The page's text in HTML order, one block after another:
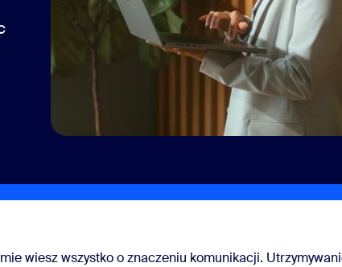
wiesz wszystko o znaczeniu komunikacji.